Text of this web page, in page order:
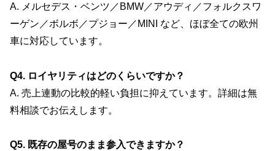
A. メルセデス・ベンツ／BMW／アウディ／フォルクスワ
ーゲン／ボルボ／プジョー／MINI など、ほぼ全ての欧州
車に対応しています。
Q4. ロイヤリティはどのくらいですか？
A. 売上連動の比較的軽い負担に抑えています。詳細は無
料相談でお伝えします。
Q5. 既存の屋号のまま参入できますか？